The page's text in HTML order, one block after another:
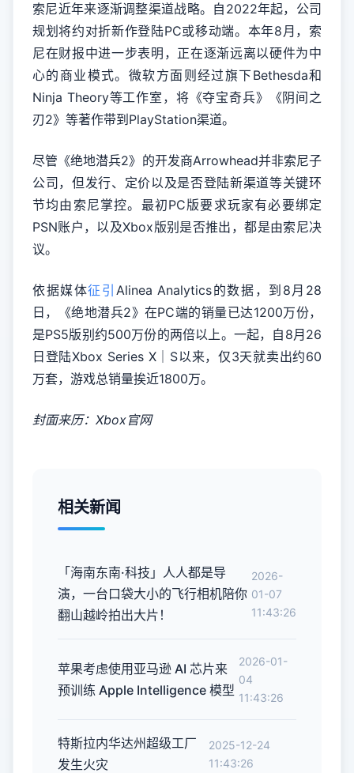
索尼近年来逐渐调整渠道战略。自2022年起，公司
规划将约对折新作登陆PC或移动端。本年8月，索
尼在财报中进一步表明，正在逐渐远离以硬件为中
心的商业模式。微软方面则经过旗下Bethesda和
Ninja Theory等工作室，将《夺宝奇兵》《阴间之
刃2》等著作带到PlayStation渠道。
尽管《绝地潜兵2》的开发商Arrowhead并非索尼子
公司，但发行、定价以及是否登陆新渠道等关键环
节均由索尼掌控。最初PC版要求玩家有必要绑定
PSN账户，以及Xbox版别是否推出，都是由索尼决
议。
依据媒体征引 Alinea Analytics的数据，到8月28
日，《绝地潜兵2》在PC端的销量已达1200万份，
是PS5版别约500万份的两倍以上。一起，自8月26
日登陆Xbox Series X｜S以来，仅3天就卖出约60
万套，游戏总销量挨近1800万。
封面来历：Xbox官网
相关新闻
「海南东南·科技」人人都是导
演，一台口袋大小的飞行相机陪你
翻山越岭拍出大片！
2026-
01-07
11:43:26
苹果考虑使用亚马逊 AI 芯片来
预训练 Apple Intelligence 模型
2026-01-
04
11:43:26
特斯拉内华达州超级工厂
发生火灾
2025-12-24
11:43:26